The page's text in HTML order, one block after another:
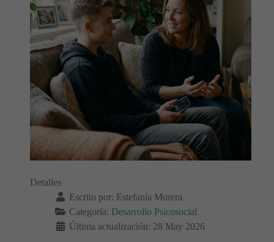
Detalles
Escrito por: Estefanía Morera
Categoría: Desarrollo Psicosocial
Última actualización: 28 May 2026